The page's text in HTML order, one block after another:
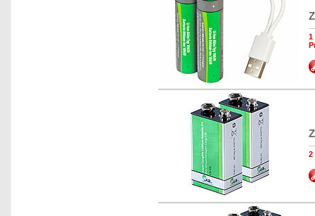
1
2